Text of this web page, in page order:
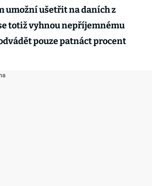
umožní ušetřit na daních z
totiž vyhnou nepříjemnému
pouze patnáct procent